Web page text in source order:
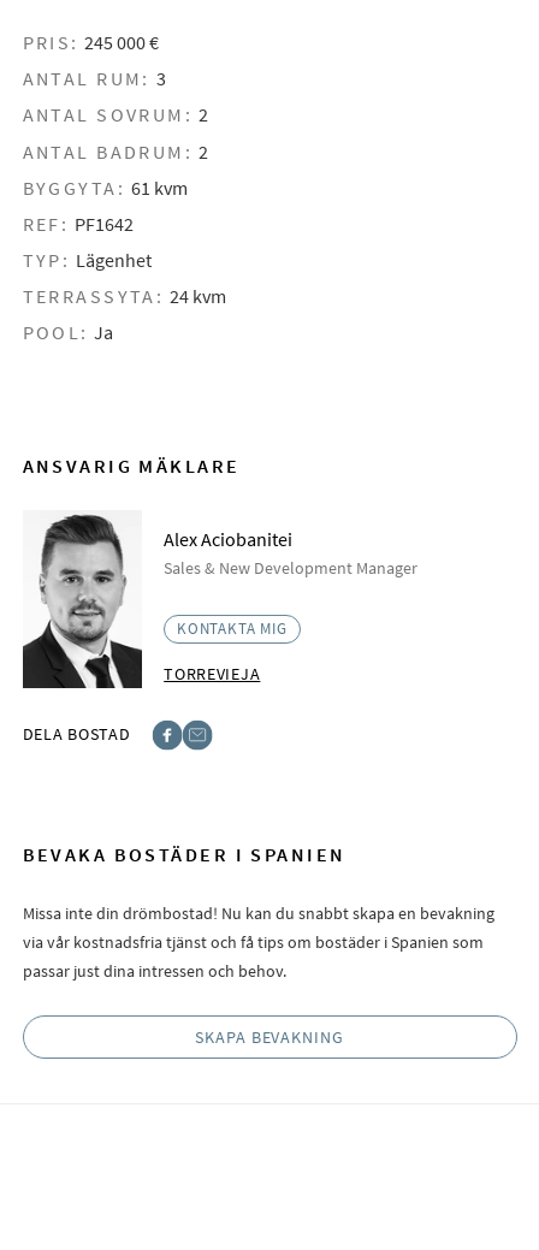
PRIS: 245 000 €
ANTAL RUM: 3
ANTAL SOVRUM: 2
ANTAL BADRUM: 2
BYGGYTA: 61 kvm
REF: PF1642
TYP: Lägenhet
TERRASSYTA: 24 kvm
POOL: Ja
ANSVARIG MÄKLARE
Alex Aciobanitei
Sales & New Development Manager
KONTAKTA MIG
TORREVIEJA
DELA BOSTAD
BEVAKA BOSTÄDER I SPANIEN
Missa inte din drömbostad! Nu kan du snabbt skapa en bevakning
via vår kostnadsfria tjänst och få tips om bostäder i Spanien som
passar just dina intressen och behov.
SKAPA BEVAKNING